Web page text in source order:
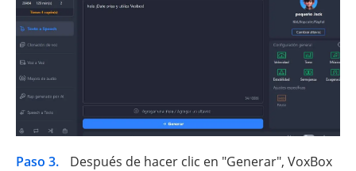
Paso 3.
Después de hacer clic en "Generar", VoxBox